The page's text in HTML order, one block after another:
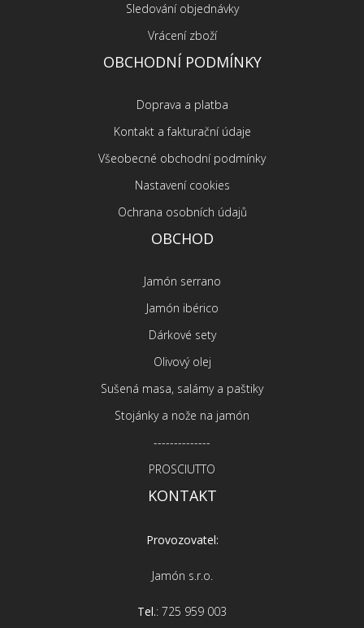
Sledování objednávky
Vrácení zboží
OBCHODNÍ PODMÍNKY
Doprava a platba
Kontakt a fakturační údaje
Všeobecné obchodní podmínky
Nastavení cookies
Ochrana osobních údajů
OBCHOD
Jamón serrano
Jamón ibérico
Dárkové sety
Olivový olej
Sušená masa, salámy a paštiky
Stojánky a nože na jamón
--------------
PROSCIUTTO
KONTAKT
Provozovatel:
Jamón s.r.o.
Tel.: 725 959 003